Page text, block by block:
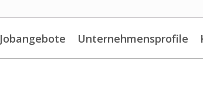
Jobangebote Unternehmensprofile